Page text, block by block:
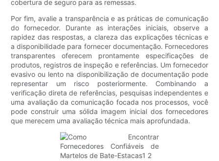
cobertura de seguro para as remessas.
Por fim, avalie a transparência e as práticas de comunicação
do fornecedor. Durante as interações iniciais, observe a
rapidez das respostas, a clareza das explicações técnicas e
a disponibilidade para fornecer documentação. Fornecedores
transparentes oferecem prontamente especificações de
produtos, registros de inspeção e referências. Um fornecedor
evasivo ou lento na disponibilização de documentação pode
representar um risco posteriormente. Combinando a
verificação direta de referências, pesquisas independentes e
uma avaliação da comunicação focada nos processos, você
pode construir uma sólida imagem inicial dos fornecedores
que merecem uma avaliação técnica mais aprofundada.